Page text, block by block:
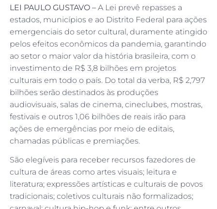
LEI PAULO GUSTAVO – A Lei prevê repasses a
estados, municípios e ao Distrito Federal para ações
emergenciais do setor cultural, duramente atingido
pelos efeitos econômicos da pandemia, garantindo
ao setor o maior valor da história brasileira, com o
investimento de R$ 3,8 bilhões em projetos
culturais em todo o país. Do total da verba, R$ 2,797
bilhões serão destinados às produções
audiovisuais, salas de cinema, cineclubes, mostras,
festivais e outros 1,06 bilhões de reais irão para
ações de emergências por meio de editais,
chamadas públicas e premiações.
São elegíveis para receber recursos fazedores de
cultura de áreas como artes visuais; leitura e
literatura; expressões artísticas e culturais de povos
tradicionais; coletivos culturais não formalizados;